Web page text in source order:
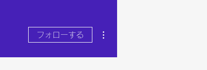
フォローする